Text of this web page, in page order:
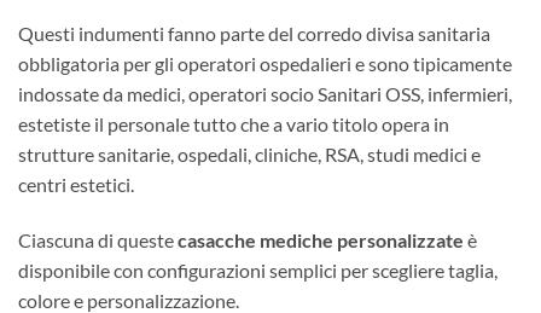
Questi indumenti fanno parte del corredo divisa sanitaria
obbligatoria per gli operatori ospedalieri e sono tipicamente
indossate da medici, operatori socio Sanitari OSS, infermieri,
estetiste il personale tutto che a vario titolo opera in
strutture sanitarie, ospedali, cliniche, RSA, studi medici e
centri estetici.
Ciascuna di questecasacche mediche personalizzate è
disponibile con configurazioni semplici per scegliere taglia,
colore e personalizzazione.